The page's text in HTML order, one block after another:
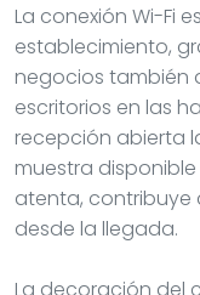
La conexión Wi-Fi
establecimiento,
negocios también
escritorios en las
recepción abierta
muestra
atenta, contribuye
desde la llegada.
La decoración del